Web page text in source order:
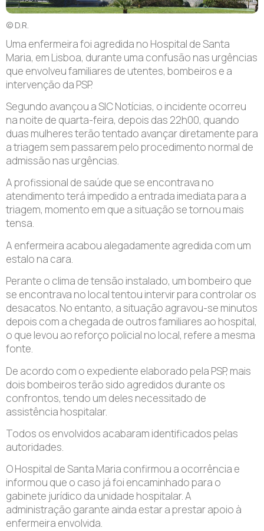
© D.R.
Uma enfermeira foi agredida no Hospital de Santa
Maria, em Lisboa, durante uma confusão nas urgências
que envolveu familiares de utentes, bombeiros e a
intervenção da PSP.
Segundo avançou a SIC Notícias, o incidente ocorreu
na noite de quarta-feira, depois das 22h00, quando
duas mulheres terão tentado avançar diretamente para
a triagem sem passarem pelo procedimento normal de
admissão nas urgências.
A profissional de saúde que se encontrava no
atendimento terá impedido a entrada imediata para a
triagem, momento em que a situação se tornou mais
tensa.
A enfermeira acabou alegadamente agredida com um
estalo na cara.
Perante o clima de tensão instalado, um bombeiro que
se encontrava no local tentou intervir para controlar os
desacatos. No entanto, a situação agravou-se minutos
depois com a chegada de outros familiares ao hospital,
o que levou ao reforço policial no local, refere a mesma
fonte.
De acordo com o expediente elaborado pela PSP, mais
dois bombeiros terão sido agredidos durante os
confrontos, tendo um deles necessitado de
assistência hospitalar.
Todos os envolvidos acabaram identificados pelas
autoridades.
O Hospital de Santa Maria confirmou a ocorrência e
informou que o caso já foi encaminhado para o
gabinete jurídico da unidade hospitalar. A
administração garante ainda estar a prestar apoio à
enfermeira envolvida.